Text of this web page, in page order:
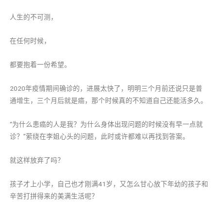
人生的不可测，
在任何时候，
都要抱着一份希望。
2020年疫情期间确诊的，进展太快了，明明三个月前还说只是普
通增生，三个月后就是癌，那个时候真的不知道自己还能活多久。
“为什么患癌的人是我？为什么身体出现问题的时候没有早一点就
诊？”萦绕在李姐心头的问题，此时或许都难以再找到答案。
就这样放弃了吗？
孩子才上小学，自己也才刚满41岁，又怎么甘心放下年幼的孩子和
辛苦打拼得来的美满生活呢？